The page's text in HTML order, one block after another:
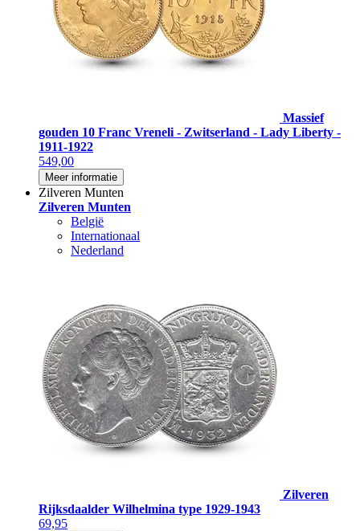
Massief
gouden 10 Franc Vreneli - Zwitserland - Lady Liberty -
1911-1922
549,00
Meer informatie
Zilveren Munten
Zilveren Munten
België
Internationaal
Nederland
Zilveren
Rijksdaalder Wilhelmina type 1929-1943
69,95